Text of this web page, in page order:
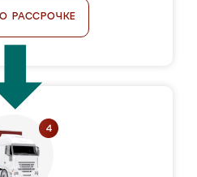
РАССРОЧКЕ